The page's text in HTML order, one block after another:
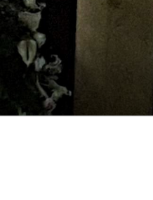
Saltar
contenido